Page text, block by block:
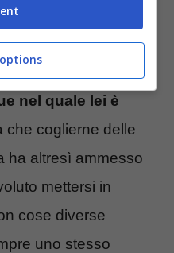
anche la lingua
sardo.
nel quale lei è
che coglierne delle
ha altresì ammesso
mettersi in
cose diverse
uno stesso